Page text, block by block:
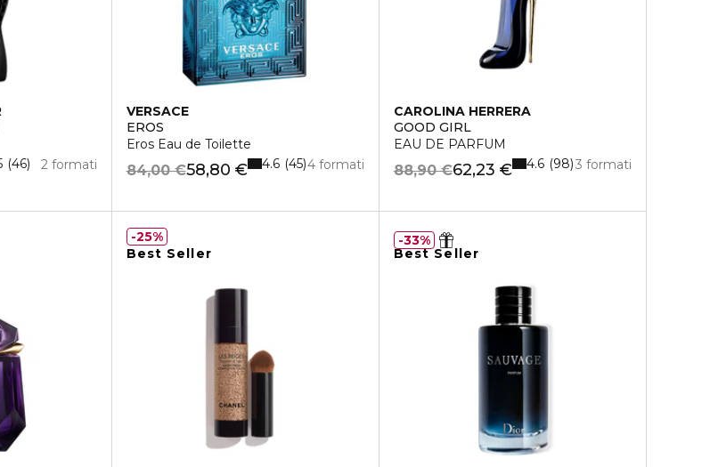
2 formati
46
VERSACE
EROS
Eros Eau de Toilette
58,80 €
84,00 € 4 formati
4.6 45
CAROLINA HERRERA
GOOD GIRL
EAU DE PARFUM
62,23 €
88,90 € 3 formati
4.6 98
Best Seller
25%
Best Seller
33%